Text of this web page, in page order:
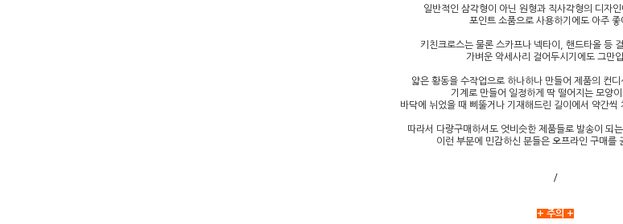
일반적인 삼각형이 아닌 원형과 직사각형의 디자
포인트 소품으로 사용하기에도 아주 좋
키친크로스는 물론 스카프나 넥타이, 핸드타올 등
가벼운 악세사리 걸어두시기에도 그만
얇은 황동을 수작업으로 하나하나 만들어 제품의 컨디
기계로 만들어 일정하게 딱 떨어지는 모양이
바닥에 뉘었을 때 삐뚤거나 기재해드린 길이에서 약간씩
따라서 다량구매하셔도 엇비슷한 제품들로 발송이 되
이런 부분에 민감하신 분들은 오프라인 구매를
/
+ 주의 +